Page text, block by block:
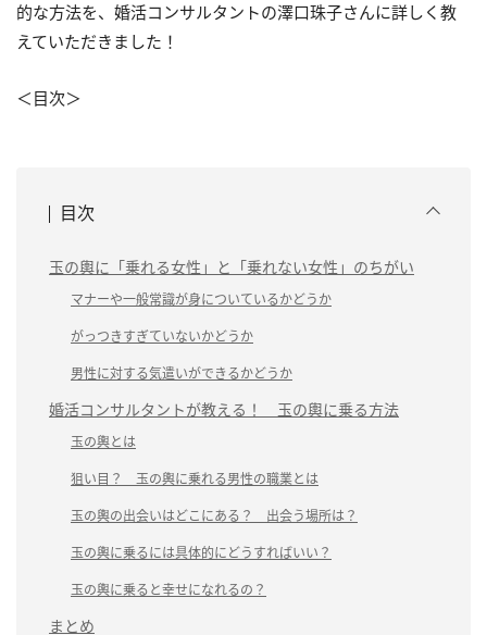
的な方法を、婚活コンサルタントの澤口珠子さんに詳しく教
えていただきました！
＜目次＞
目次
玉の輿に「乗れる女性」と「乗れない女性」のちがい
マナーや一般常識が身についているかどうか
がっつきすぎていないかどうか
男性に対する気遣いができるかどうか
婚活コンサルタントが教える！ 玉の輿に乗る方法
玉の輿とは
狙い目？ 玉の輿に乗れる男性の職業とは
玉の輿の出会いはどこにある？ 出会う場所は？
玉の輿に乗るには具体的にどうすればいい？
玉の輿に乗ると幸せになれるの？
まとめ